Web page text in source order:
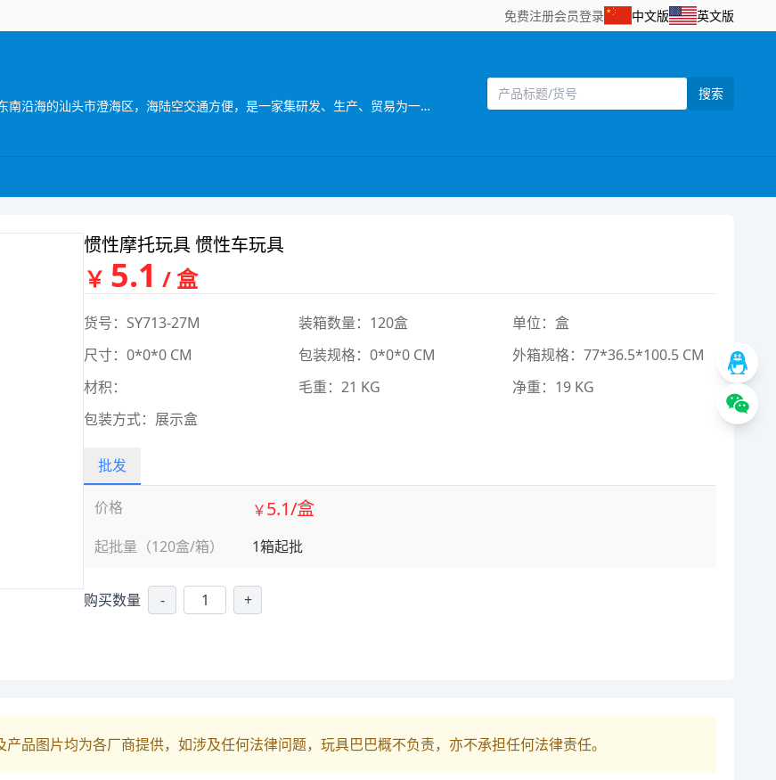
免费注册会员登录 中文版 英文版
[主营]：思艺玩具厂位于有“中国玩具礼品城”之称的中国东南沿海的汕头市澄海区，海陆空交通方便，是一家集研发、生产、贸易为一体的大型综合性企业。 目前，本厂拥有规模化厂房、办公楼、员工宿舍，配备优良的科研设备、生产设备和检测设备，建立专门的产品开发设计机构，模具制作中心及配装中心，有高素质的专业科研和管理人才，技术力量雄厚，生产管理体系完善，开成一整套完善的企业生产管理制度。产品美观、逼真、性能灵活，质量稳定，款式新颖、齐全，畅销世界各地，深受客户青睐，业务蒸蒸日上。 本厂本着“勇于开拓，不断创新，诚信务实，客户至上，质量第一，追求卓著”的企业理念，严格控制产品质量，不断改进创新，确保产品符合相关质量标准和客户要求，凭借自身优势及准确的市场定位，使产品更具吸引力和趣味性，倍受客户好评。以诚为本、平等合作的经营宗旨，深受各商家，消费者的信任及赞誉。“创造、技术、品质”是本本厂面向21世纪的口号。展望未来，振成人正以饱满的热情，昂扬的姿态，积极致力遥控模型新产品的开发，全面提高企业管理的层次，把公司建设成为规模化的先进科技企业。 诚邀海内外客户携手合作，共图发展。
搜索
惯性摩托玩具 惯性车玩具
￥ 5.1 / 盒
货号：SY713-27M 装箱数量：120盒
单位：盒
尺寸：0*0*0 CM
包装规格：0*0*0 CM
外箱规格：77*36.5*100.5 CM
材积：
毛重：21 KG
净重：19 KG
包装方式：展示盒
批发
价格
起批量（120盒/箱）
￥5.1/盒
1箱起批
购买数量 - +
品图片均为各厂商提供，如涉及任何法律问题，玩具巴巴概不负责，亦不承担任何法律责任。